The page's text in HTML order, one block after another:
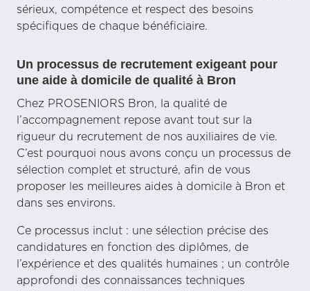
sérieux, compétence et respect des besoins
spécifiques de chaque bénéficiaire.
Un processus de recrutement exigeant pour
une aide à domicile de qualité à Bron
Chez PROSENIORS Bron, la qualité de
l’accompagnement repose avant tout sur la
rigueur du recrutement de nos auxiliaires de vie.
C’est pourquoi nous avons conçu un processus de
sélection complet et structuré, afin de vous
proposer les meilleures aides à domicile à Bron et
dans ses environs.
Ce processus inclut : une sélection précise des
candidatures en fonction des diplômes, de
l’expérience et des qualités humaines ; un contrôle
approfondi des connaissances techniques